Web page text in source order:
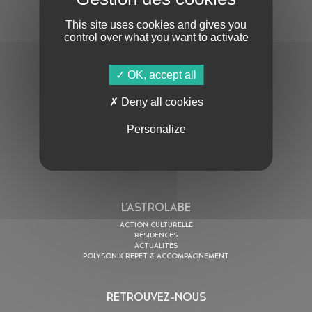
L’ASTROLABE
ACTION CULTURELLE
RÉSIDENCES
ACTUALITÉS
POLYSONIK REPET & ACCOMPAGNEMENT
RETROUVEZ-NOUS
This site uses cookies and gives you
control over what you want to activate
OK, accept all
Deny all cookies
Personalize